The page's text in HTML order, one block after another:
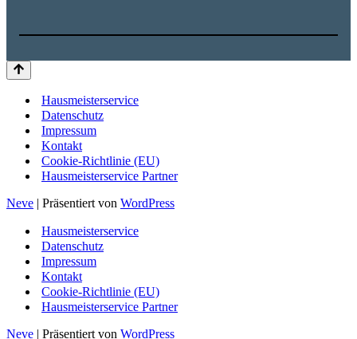
Hausmeisterservice
Datenschutz
Impressum
Kontakt
Cookie-Richtlinie (EU)
Hausmeisterservice Partner
Neve | Präsentiert von WordPress
Hausmeisterservice
Datenschutz
Impressum
Kontakt
Cookie-Richtlinie (EU)
Hausmeisterservice Partner
Neve | Präsentiert von WordPress